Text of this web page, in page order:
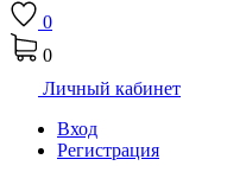
0
0
Личный кабинет
Вход
Регистрация